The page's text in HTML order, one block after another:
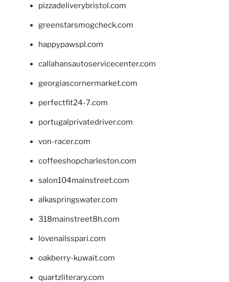
pizzadeliverybristol.com
greenstarsmogcheck.com
happypawspl.com
callahansautoservicecenter.com
georgiascornermarket.com
perfectfit24-7.com
portugalprivatedriver.com
von-racer.com
coffeeshopcharleston.com
salon104mainstreet.com
alkaspringswater.com
318mainstreet8h.com
lovenailsspari.com
oakberry-kuwait.com
quartzliterary.com